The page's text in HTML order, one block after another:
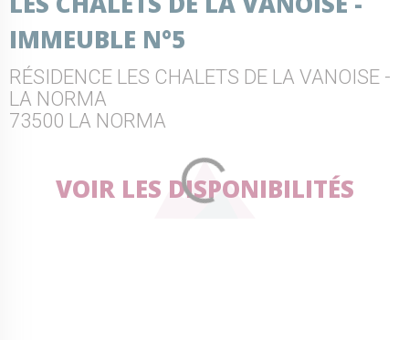
Val Cenis
Bessans
Bonneval sur arc
IMMEUBLE N°5
RÉSIDENCE LES CHALETS DE LA VANOISE -
LA NORMA
73500 LA NORMA
VOIR LES DISPONIBILITÉS